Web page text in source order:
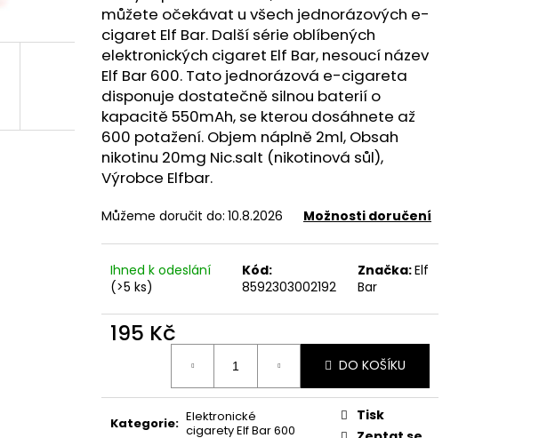
můžete očekávat u všech jednorázových e-
cigaret Elf Bar. Další série oblíbených
elektronických cigaret Elf Bar, nesoucí název
Elf Bar 600. Tato jednorázová e-cigareta
disponuje dostatečně silnou baterií o
kapacitě 550mAh, se kterou dosáhnete až
600 potažení. Objem náplně 2ml, Obsah
nikotinu 20mg Nic.salt (nikotinová sůl),
Výrobce Elfbar.
Můžeme doručit do: 10.8.2026 Možnosti doručení
Ihned k odeslání
(>5 ks)
Kód:
8592303002192
Značka:Elf
Bar
195 Kč
DO KOŠÍKU
Kategorie: Elektronické
cigarety Elf Bar 600
Tisk
Následující
OXVA XLIM TOP FILL SS POD CARTRIDGE
1,2OHM 2ML